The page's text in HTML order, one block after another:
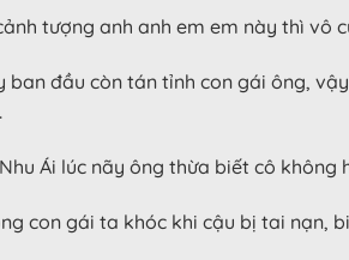
tượng anh anh em em này thì vô
ban đầu còn tán tỉnh con gái ông,
Ái lúc nãy ông thừa biết cô không
con gái ta khóc khi cậu bị tai nạn,